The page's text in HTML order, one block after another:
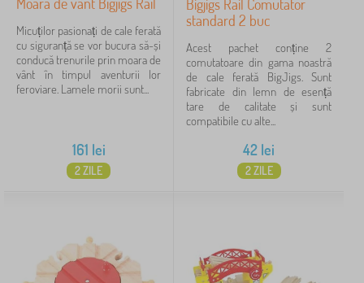
Micuților pasionați de cale ferată
cu siguranță se vor bucura să-și
conducă trenurile prin moara de
vânt în timpul aventurii lor
feroviare. Lamele morii sunt...
161 lei
2 ZILE
Bigjigs Rail Comutator
standard 2 buc
Acest pachet conține 2
comutatoare din gama noastră
de cale ferată BigJigs. Sunt
fabricate din lemn de esență
tare de calitate și sunt
compatibile cu alte...
42 lei
2 ZILE